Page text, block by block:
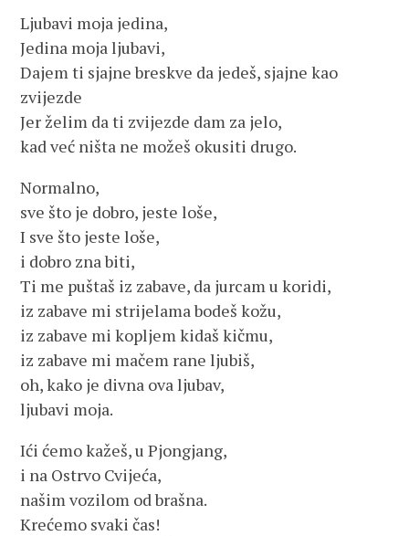
Ljubavi moja jedina,
Jedina moja ljubavi,
Dajem ti sjajne breskve da jedeš, sjajne kao
zvijezde
Jer želim da ti zvijezde dam za jelo,
kad već ništa ne možeš okusiti drugo.
Normalno,
sve što je dobro, jeste loše,
I sve što jeste loše,
i dobro zna biti,
Ti me puštaš iz zabave, da jurcam u koridi,
iz zabave mi strijelama bodeš kožu,
iz zabave mi kopljem kidaš kičmu,
iz zabave mi mačem rane ljubiš,
oh, kako je divna ova ljubav,
ljubavi moja.
Ići ćemo kažeš, u Pjongjang,
i na Ostrvo Cvijeća,
našim vozilom od brašna.
Krećemo svaki čas!